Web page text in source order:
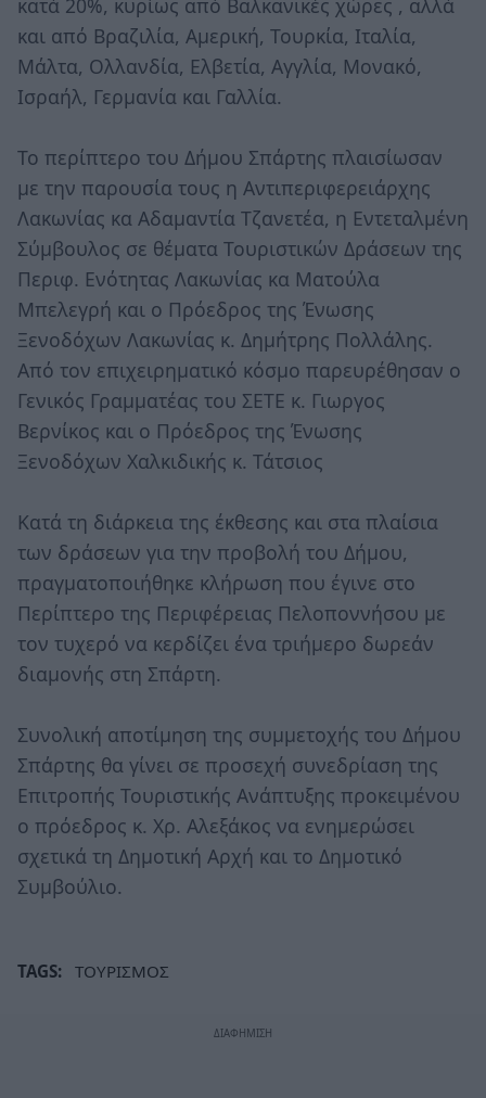
και από Βραζιλία, Αμερική, Τουρκία, Ιταλία,
Μάλτα, Ολλανδία, Ελβετία, Αγγλία, Μονακό,
Ισραήλ, Γερμανία και Γαλλία.
Το περίπτερο του Δήμου Σπάρτης πλαισίωσαν
με την παρουσία τους η Αντιπεριφερειάρχης
Λακωνίας κα Αδαμαντία Τζανετέα, η Εντεταλμένη
Σύμβουλος σε θέματα Τουριστικών Δράσεων της
Περιφ. Ενότητας Λακωνίας κα Ματούλα
Μπελεγρή και ο Πρόεδρος της Ένωσης
Ξενοδόχων Λακωνίας κ. Δημήτρης Πολλάλης.
Από τον επιχειρηματικό κόσμο παρευρέθησαν ο
Γενικός Γραμματέας του ΣΕΤΕ κ. Γιωργος
Βερνίκος και ο Πρόεδρος της Ένωσης
Ξενοδόχων Χαλκιδικής κ. Τάτσιος
Κατά τη διάρκεια της έκθεσης και στα πλαίσια
των δράσεων για την προβολή του Δήμου,
πραγματοποιήθηκε κλήρωση που έγινε στο
Περίπτερο της Περιφέρειας Πελοποννήσου με
τον τυχερό να κερδίζει ένα τριήμερο δωρεάν
διαμονής στη Σπάρτη.
Συνολική αποτίμηση της συμμετοχής του Δήμου
Σπάρτης θα γίνει σε προσεχή συνεδρίαση της
Επιτροπής Τουριστικής Ανάπτυξης προκειμένου
ο πρόεδρος κ. Χρ. Αλεξάκος να ενημερώσει
σχετικά τη Δημοτική Αρχή και το Δημοτικό
Συμβούλιο.
TAGS: ΤΟΥΡΙΣΜΟΣ